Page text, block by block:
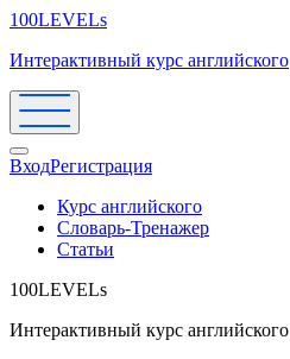
100LEVELs
Интерактивный курс английского
ВходРегистрация
Курс английского
Словарь-Тренажер
Статьи
100LEVELs
Интерактивный курс английского